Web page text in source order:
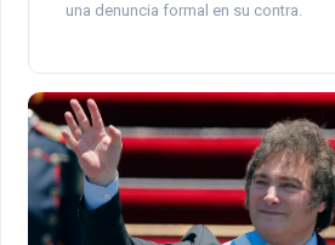
una denuncia formal en su contra.